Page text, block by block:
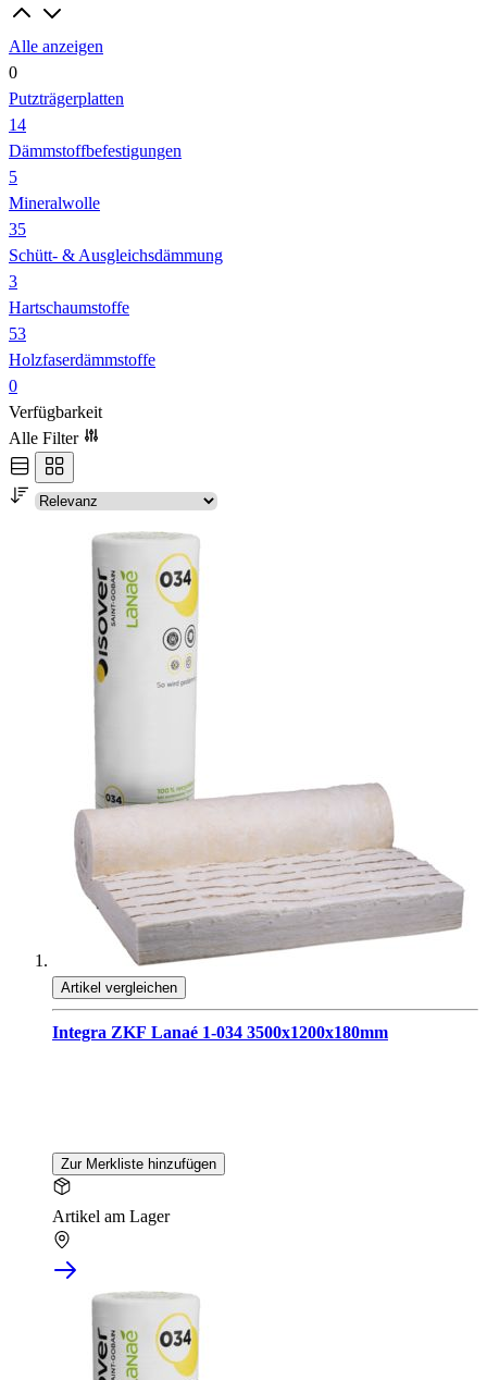
Alle anzeigen
0
Putzträgerplatten
14
Dämmstoffbefestigungen
5
Mineralwolle
35
Schütt- & Ausgleichsdämmung
3
Hartschaumstoffe
53
Holzfaserdämmstoffe
0
Verfügbarkeit
Alle Filter
Artikel vergleichen
Integra ZKF Lanaé 1-034 3500x1200x180mm
Zur Merkliste hinzufügen
Artikel am Lager